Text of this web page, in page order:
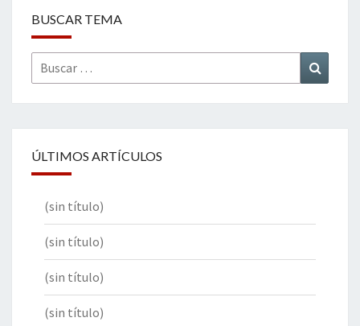
BUSCAR TEMA
Buscar
por:
ÚLTIMOS ARTÍCULOS
(sin título)
(sin título)
(sin título)
(sin título)